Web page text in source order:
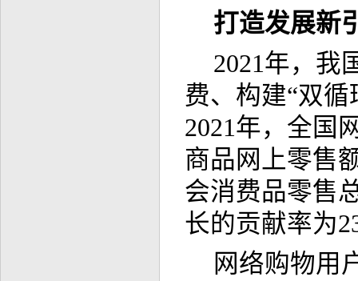
打造发展新
2021年，我
费、构建“双
2021年，全国
商品网上零售
会消费品零售
长的贡献率为
网络购物用